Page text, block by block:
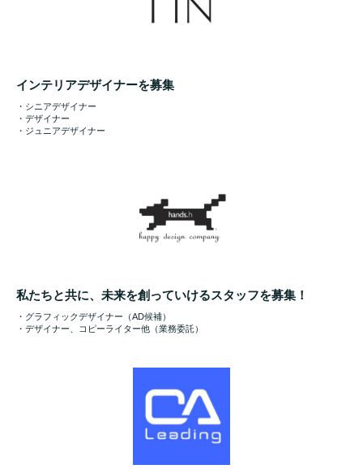
インテリアデザイナーを募集
・シニアデザイナー
・デザイナー
・ジュニアデザイナー
私たちと共に、未来を創っていけるスタッフを募集！
・グラフィックデザイナー（AD候補）
・デザイナー、コピーライター他（業務委託）